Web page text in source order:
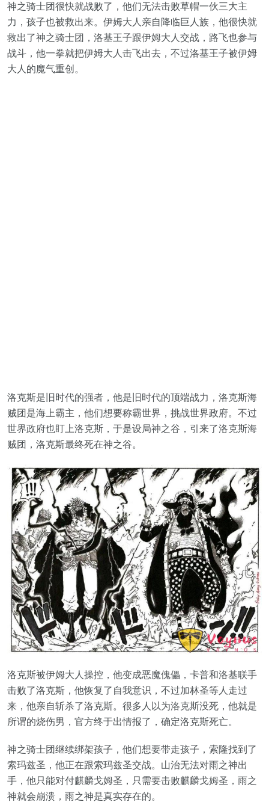
神之骑士团很快就战败了，他们无法击败草帽一伙三大主
力，孩子也被救出来。伊姆大人亲自降临巨人族，他很快就
救出了神之骑士团，洛基王子跟伊姆大人交战，路飞也参与
战斗，他一拳就把伊姆大人击飞出去，不过洛基王子被伊姆
大人的魔气重创。
洛克斯是旧时代的强者，他是旧时代的顶端战力，洛克斯海
贼团是海上霸主，他们想要称霸世界，挑战世界政府。不过
世界政府也盯上洛克斯，于是设局神之谷，引来了洛克斯海
贼团，洛克斯最终死在神之谷。
洛克斯被伊姆大人操控，他变成恶魔傀儡，卡普和洛基联手
击败了洛克斯，他恢复了自我意识，不过加林圣等人走过
来，他亲自斩杀了洛克斯。很多人以为洛克斯没死，他就是
所谓的烧伤男，官方终于出情报了，确定洛克斯死亡。
神之骑士团继续绑架孩子，他们想要带走孩子，索隆找到了
索玛兹圣，他正在跟索玛兹圣交战。山治无法对雨之神出
手，他只能对付麒麟戈姆圣，只需要击败麒麟戈姆圣，雨之
神就会崩溃，雨之神是真实存在的。